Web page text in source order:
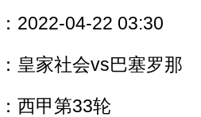
04-22 03:30
家社会vs巴塞罗那
甲第33轮